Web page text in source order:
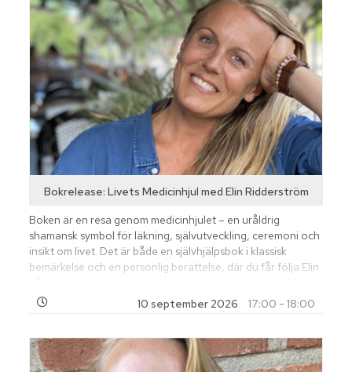
Bokrelease: Livets Medicinhjul med Elin Ridderström
Boken är en resa genom medicinhjulet – en uråldrig
shamansk symbol för läkning, självutveckling, ceremoni och
insikt om livet. Det är både en självhjälpsbok i klassisk
bemärkelse och en personlig berättelse, där du får följa Elin
Steg för steg leder hon dig mot insikt om ditt utgångsläge,
din drivkraft och din möjlighet till förändring.
10 september 2026 17:00 - 18:00